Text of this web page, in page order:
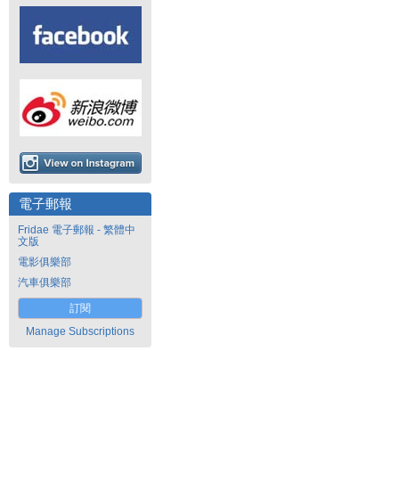
電子郵報
Fridae 電子郵報 - 繁體中
文版
電影俱樂部
汽車俱樂部
訂閱
Manage Subscriptions